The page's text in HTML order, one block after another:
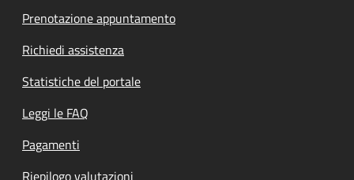
Prenotazione appuntamento
Richiedi assistenza
Statistiche del portale
Leggi le FAQ
Pagamenti
Riepilogo valutazioni